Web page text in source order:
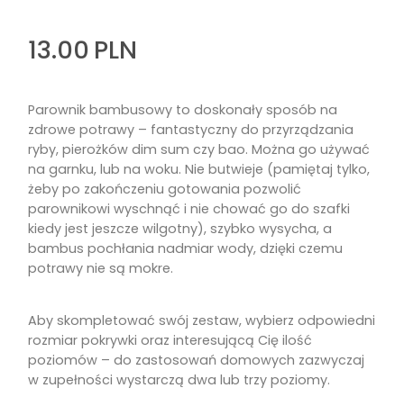
13.00 PLN
Parownik bambusowy to doskonały sposób na
zdrowe potrawy – fantastyczny do przyrządzania
ryby, pierożków dim sum czy bao. Można go używać
na garnku, lub na woku. Nie butwieje (pamiętaj tylko,
żeby po zakończeniu gotowania pozwolić
parownikowi wyschnąć i nie chować go do szafki
kiedy jest jeszcze wilgotny), szybko wysycha, a
bambus pochłania nadmiar wody, dzięki czemu
potrawy nie są mokre.
Aby skompletować swój zestaw, wybierz odpowiedni
rozmiar pokrywki oraz interesującą Cię ilość
poziomów – do zastosowań domowych zazwyczaj
w zupełności wystarczą dwa lub trzy poziomy.